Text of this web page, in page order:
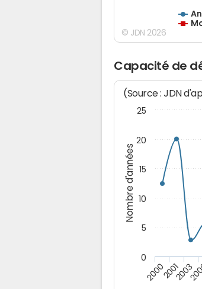
© JDN 2026
Capacité de
Nombre d'années
(Source : JDN
200020012003
0
5
10
15
20
25